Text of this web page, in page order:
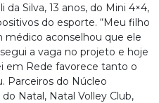
da Silva, 13 anos, do Mini 4×4,
do esporte. “Meu filho
aconselhou que ele
a vaga no projeto e hoje
em Rede favorece tanto o
Parceiros do Núcleo
Natal, Natal Volley Club,